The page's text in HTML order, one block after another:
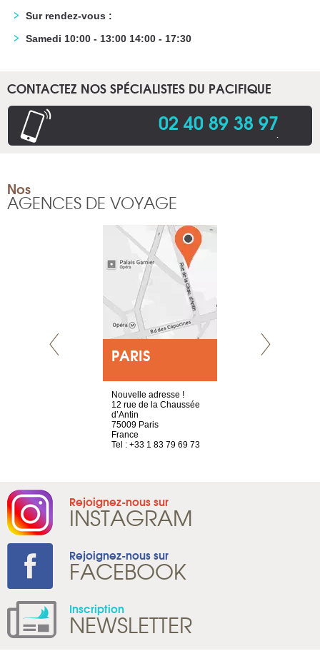
Sur rendez-vous :
Samedi 10:00 - 13:00 14:00 - 17:30
CONTACTEZ NOS SPÉCIALISTES DU PACIFIQUE
02 40 89 38 97.
Nos
AGENCES DE VOYAGE
PARIS
Nouvelle adresse !
12 rue de la Chaussée
d’Antin
75009 Paris
France
Tel : +33 1 83 79 69 73
Rejoignez-nous sur
INSTAGRAM
Rejoignez-nous sur
FACEBOOK
Inscription
NEWSLETTER